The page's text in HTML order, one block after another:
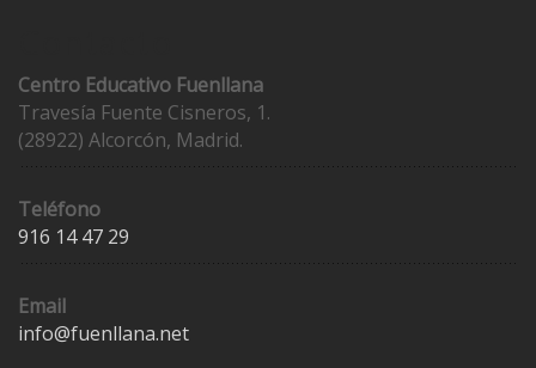
Centro Educativo Fuenllana
Travesía Fuente Cisneros, 1.
(28922) Alcorcón, Madrid.
Teléfono
916 14 47 29
Email
info@fuenllana.net